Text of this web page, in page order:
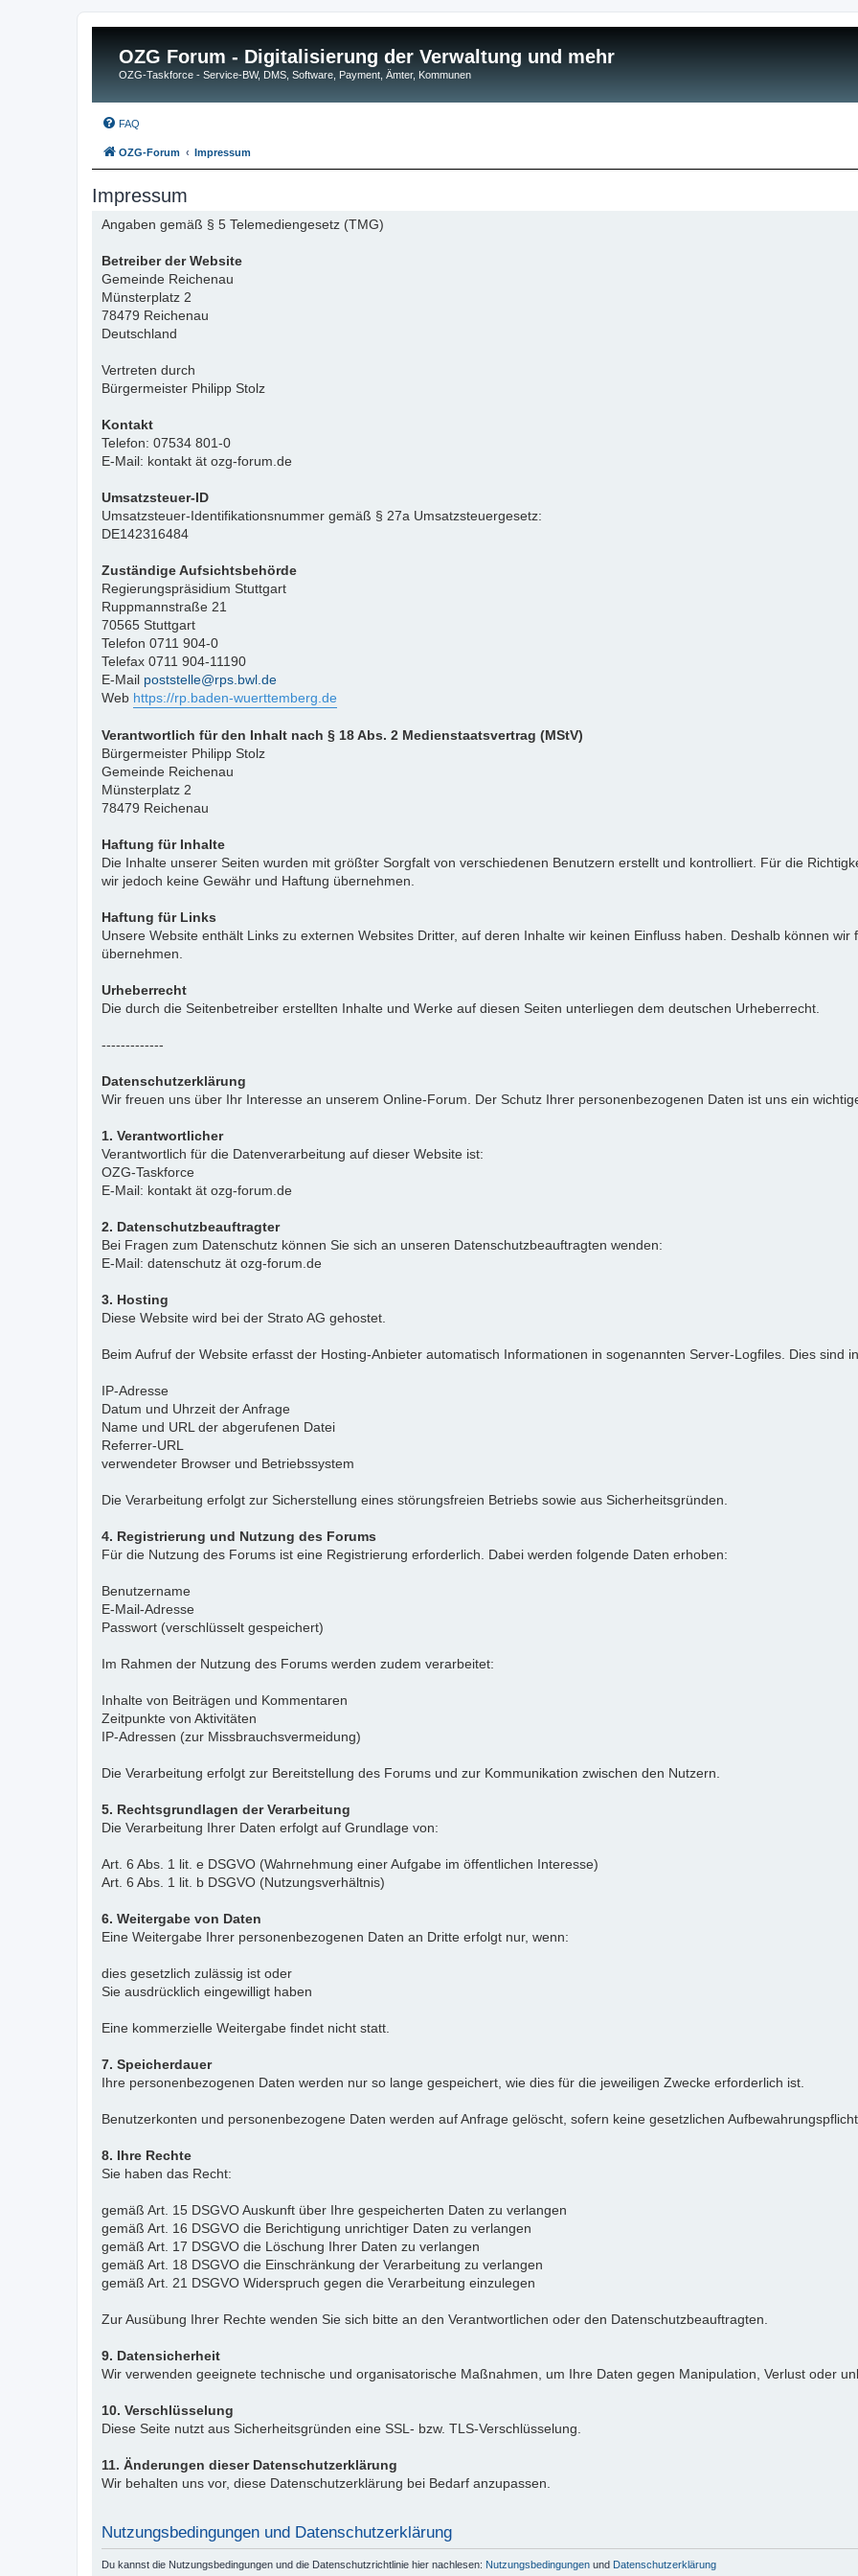
OZG Forum - Digitalisierung der Verwaltung und mehr
OZG-Taskforce - Service-BW, DMS, Software, Payment, Ämter, Kommunen
FAQ
OZG-Forum Impressum
Impressum
Angaben gemäß § 5 Telemediengesetz (TMG)
Betreiber der Website
Gemeinde Reichenau
Münsterplatz 2
78479 Reichenau
Deutschland
Vertreten durch
Bürgermeister Philipp Stolz
Kontakt
Telefon: 07534 801-0
E-Mail: kontakt ät ozg-forum.de
Umsatzsteuer-ID
Umsatzsteuer-Identifikationsnummer gemäß § 27a Umsatzsteuergesetz:
DE142316484
Zuständige Aufsichtsbehörde
Regierungspräsidium Stuttgart
Ruppmannstraße 21
70565 Stuttgart
Telefon 0711 904-0
Telefax 0711 904-11190
E-Mail poststelle@rps.bwl.de
Web https://rp.baden-wuerttemberg.de
Verantwortlich für den Inhalt nach § 18 Abs. 2 Medienstaatsvertrag (MStV)
Bürgermeister Philipp Stolz
Gemeinde Reichenau
Münsterplatz 2
78479 Reichenau
Haftung für Inhalte
Die Inhalte unserer Seiten wurden mit größter Sorgfalt von verschiedenen Benutzern erstellt und kontrolliert. Für die
wir jedoch keine Gewähr und Haftung übernehmen.
Haftung für Links
Unsere Website enthält Links zu externen Websites Dritter, auf deren Inhalte wir keinen Einfluss haben. Deshalb können
übernehmen.
Urheberrecht
Die durch die Seitenbetreiber erstellten Inhalte und Werke auf diesen Seiten unterliegen dem deutschen Urheberrecht.
-------------
Datenschutzerklärung
Wir freuen uns über Ihr Interesse an unserem Online-Forum. Der Schutz Ihrer personenbezogenen Daten ist uns ein
1. Verantwortlicher
Verantwortlich für die Datenverarbeitung auf dieser Website ist:
OZG-Taskforce
E-Mail: kontakt ät ozg-forum.de
2. Datenschutzbeauftragter
Bei Fragen zum Datenschutz können Sie sich an unseren Datenschutzbeauftragten wenden:
E-Mail: datenschutz ät ozg-forum.de
3. Hosting
Diese Website wird bei der Strato AG gehostet.
Beim Aufruf der Website erfasst der Hosting-Anbieter automatisch Informationen in sogenannten Server-Logfiles. Dies sind
IP-Adresse
Datum und Uhrzeit der Anfrage
Name und URL der abgerufenen Datei
Referrer-URL
verwendeter Browser und Betriebssystem
Die Verarbeitung erfolgt zur Sicherstellung eines störungsfreien Betriebs sowie aus Sicherheitsgründen.
4. Registrierung und Nutzung des Forums
Für die Nutzung des Forums ist eine Registrierung erforderlich. Dabei werden folgende Daten erhoben:
Benutzername
E-Mail-Adresse
Passwort (verschlüsselt gespeichert)
Im Rahmen der Nutzung des Forums werden zudem verarbeitet:
Inhalte von Beiträgen und Kommentaren
Zeitpunkte von Aktivitäten
IP-Adressen (zur Missbrauchsvermeidung)
Die Verarbeitung erfolgt zur Bereitstellung des Forums und zur Kommunikation zwischen den Nutzern.
5. Rechtsgrundlagen der Verarbeitung
Die Verarbeitung Ihrer Daten erfolgt auf Grundlage von:
Art. 6 Abs. 1 lit. e DSGVO (Wahrnehmung einer Aufgabe im öffentlichen Interesse)
Art. 6 Abs. 1 lit. b DSGVO (Nutzungsverhältnis)
6. Weitergabe von Daten
Eine Weitergabe Ihrer personenbezogenen Daten an Dritte erfolgt nur, wenn:
dies gesetzlich zulässig ist oder
Sie ausdrücklich eingewilligt haben
Eine kommerzielle Weitergabe findet nicht statt.
7. Speicherdauer
Ihre personenbezogenen Daten werden nur so lange gespeichert, wie dies für die jeweiligen Zwecke erforderlich ist.
Benutzerkonten und personenbezogene Daten werden auf Anfrage gelöscht, sofern keine gesetzlichen
8. Ihre Rechte
Sie haben das Recht:
gemäß Art. 15 DSGVO Auskunft über Ihre gespeicherten Daten zu verlangen
gemäß Art. 16 DSGVO die Berichtigung unrichtiger Daten zu verlangen
gemäß Art. 17 DSGVO die Löschung Ihrer Daten zu verlangen
gemäß Art. 18 DSGVO die Einschränkung der Verarbeitung zu verlangen
gemäß Art. 21 DSGVO Widerspruch gegen die Verarbeitung einzulegen
Zur Ausübung Ihrer Rechte wenden Sie sich bitte an den Verantwortlichen oder den Datenschutzbeauftragten.
9. Datensicherheit
Wir verwenden geeignete technische und organisatorische Maßnahmen, um Ihre Daten gegen Manipulation, Verlust oder
10. Verschlüsselung
Diese Seite nutzt aus Sicherheitsgründen eine SSL- bzw. TLS-Verschlüsselung.
11. Änderungen dieser Datenschutzerklärung
Wir behalten uns vor, diese Datenschutzerklärung bei Bedarf anzupassen.
Nutzungsbedingungen und Datenschutzerklärung
Du kannst die Nutzungsbedingungen und die Datenschutzrichtlinie hier nachlesen: Nutzungsbedingungen und Datenschutzerklärung